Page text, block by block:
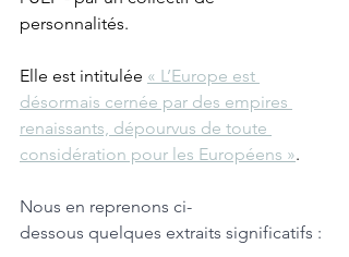
personnalités.
Elle est intitulée « L’Europe est
désormais cernée par des empires
renaissants, dépourvus de toute
considération pour les Européens ».
Nous en reprenons ci-
dessous quelques extraits significatifs :